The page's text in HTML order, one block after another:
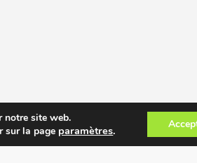
notre site web.
sur la page paramètres.